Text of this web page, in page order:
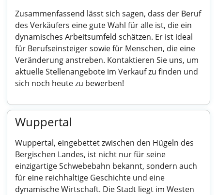
Zusammenfassend lässt sich sagen, dass der Beruf
des Verkäufers eine gute Wahl für alle ist, die ein
dynamisches Arbeitsumfeld schätzen. Er ist ideal
für Berufseinsteiger sowie für Menschen, die eine
Veränderung anstreben. Kontaktieren Sie uns, um
aktuelle Stellenangebote im Verkauf zu finden und
sich noch heute zu bewerben!
Wuppertal
Wuppertal, eingebettet zwischen den Hügeln des
Bergischen Landes, ist nicht nur für seine
einzigartige Schwebebahn bekannt, sondern auch
für eine reichhaltige Geschichte und eine
dynamische Wirtschaft. Die Stadt liegt im Westen